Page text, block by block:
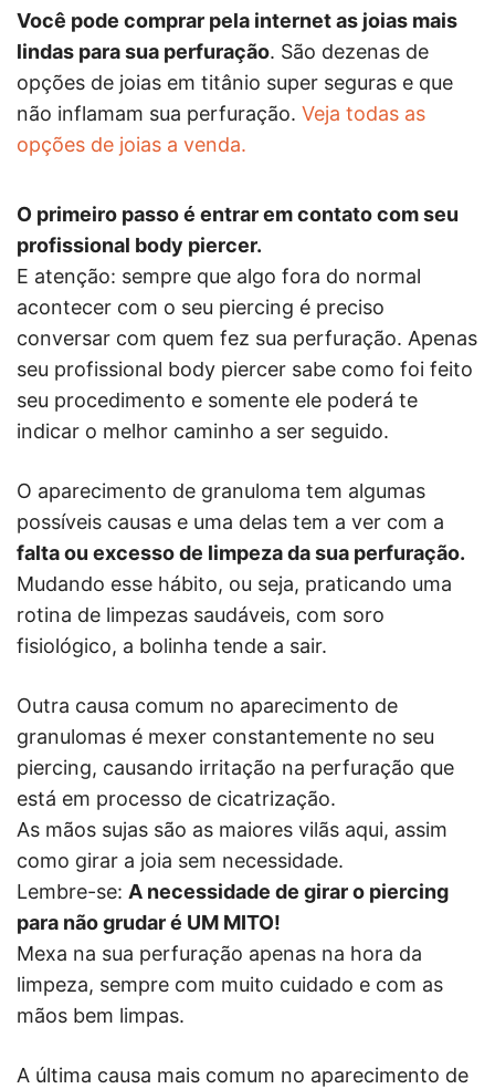
Você pode comprar pela internet as joias mais
lindas para sua perfuração. São dezenas de
opções de joias em titânio super seguras e que
não inflamam sua perfuração. Veja todas as
opções de joias a venda.
O primeiro passo é entrar em contato com seu
profissional body piercer.
E atenção: sempre que algo fora do normal
acontecer com o seu piercing é preciso
conversar com quem fez sua perfuração. Apenas
seu profissional body piercer sabe como foi feito
seu procedimento e somente ele poderá te
indicar o melhor caminho a ser seguido.
O aparecimento de granuloma tem algumas
possíveis causas e uma delas tem a ver com a
falta ou excesso de limpeza da sua perfuração.
Mudando esse hábito, ou seja, praticando uma
rotina de limpezas saudáveis, com soro
fisiológico, a bolinha tende a sair.
Outra causa comum no aparecimento de
granulomas é mexer constantemente no seu
piercing, causando irritação na perfuração que
está em processo de cicatrização.
As mãos sujas são as maiores vilãs aqui, assim
como girar a joia sem necessidade.
Lembre-se: A necessidade de girar o piercing
para não grudar é UM MITO!
Mexa na sua perfuração apenas na hora da
limpeza, sempre com muito cuidado e com as
mãos bem limpas.
A última causa mais comum no aparecimento de